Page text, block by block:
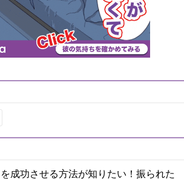
成功させる方法が知りたい！振られた